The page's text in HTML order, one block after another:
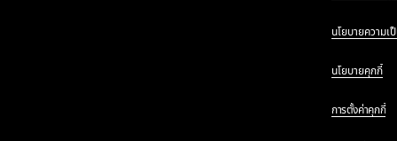
นโยบายความเ
นโยบายคุกกี้
การตั้งค่าคุกกี้